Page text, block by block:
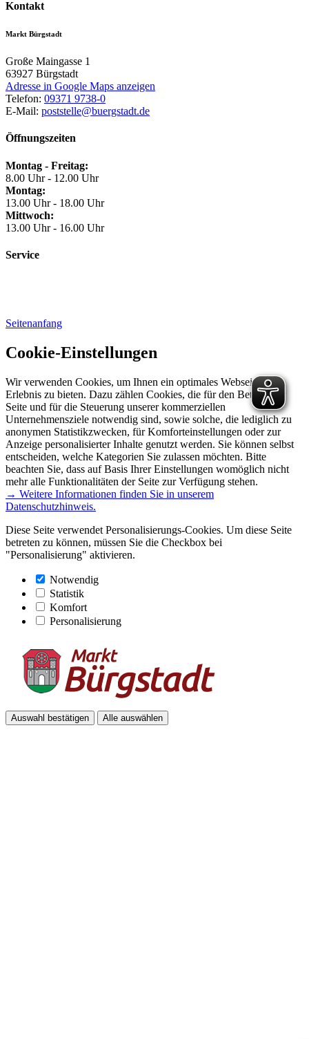
Kontakt
Markt Bürgstadt
Große Maingasse 1
63927 Bürgstadt
Adresse in Google Maps anzeigen
Telefon: 09371 9738-0
E-Mail: poststelle@buergstadt.de
Öffnungszeiten
Montag - Freitag:
8.00 Uhr - 12.00 Uhr
Montag:
13.00 Uhr - 18.00 Uhr
Mittwoch:
13.00 Uhr - 16.00 Uhr
Service
Seitenanfang
Cookie-Einstellungen
Wir verwenden Cookies, um Ihnen ein optimales Webseiten-
Erlebnis zu bieten. Dazu zählen Cookies, die für den Betrieb der
Seite und für die Steuerung unserer kommerziellen
Unternehmensziele notwendig sind, sowie solche, die lediglich zu
anonymen Statistikzwecken, für Komforteinstellungen oder zur
Anzeige personalisierter Inhalte genutzt werden. Sie können selbst
entscheiden, welche Kategorien Sie zulassen möchten. Bitte
beachten Sie, dass auf Basis Ihrer Einstellungen womöglich nicht
mehr alle Funktionalitäten der Seite zur Verfügung stehen.
→ Weitere Informationen finden Sie in unserem
Datenschutzhinweis.
Diese Seite verwendet Personalisierungs-Cookies. Um diese Seite
betreten zu können, müssen Sie die Checkbox bei
"Personalisierung" aktivieren.
Notwendig
Statistik
Komfort
Personalisierung
Auswahl bestätigen Alle auswählen